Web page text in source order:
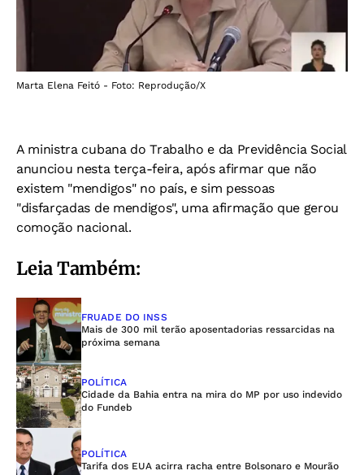
Marta Elena Feitó - Foto: Reprodução/X
A ministra cubana do Trabalho e da Previdência Social
anunciou nesta terça-feira, após afirmar que não
existem "mendigos" no país, e sim pessoas
"disfarçadas de mendigos", uma afirmação que gerou
comoção nacional.
Leia Também:
FRUADE DO INSS
Mais de 300 mil terão aposentadorias ressarcidas na
próxima semana
POLÍTICA
Cidade da Bahia entra na mira do MP por uso indevido
do Fundeb
POLÍTICA
Tarifa dos EUA acirra racha entre Bolsonaro e Mourão